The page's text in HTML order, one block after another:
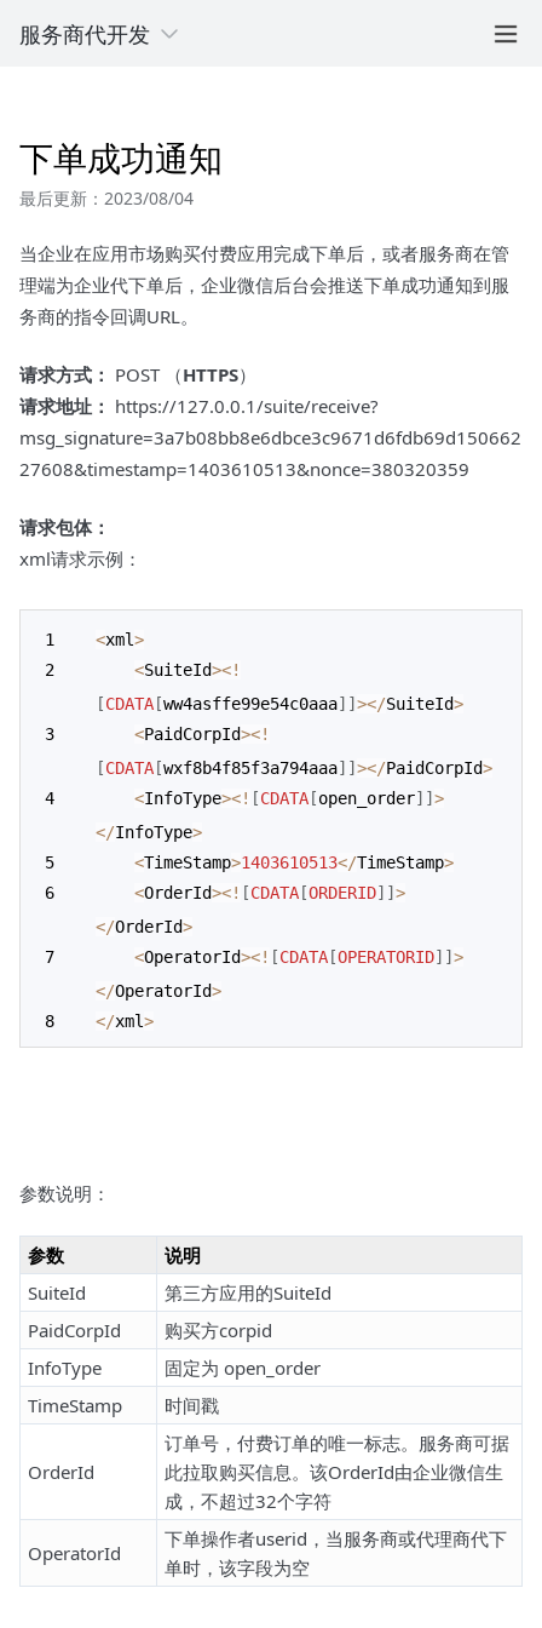
服务商代开发
下单成功通知
最后更新：2023/08/04
当企业在应用市场购买付费应用完成下单后，或者服务商在管
理端为企业代下单后，企业微信后台会推送下单成功通知到服
务商的指令回调URL。
请求方式： POST （HTTPS）
请求地址： https://127.0.0.1/suite/receive?
msg_signature=3a7b08bb8e6dbce3c9671d6fdb69d150662
27608&timestamp=1403610513&nonce=380320359
请求包体：
xml请求示例：
<xml>
<SuiteId><!
[CDATA [ww4asffe99e54c0aaa] ] ></SuiteId>
<PaidCorpId><!
[CDATA [wxf8b4f85f3a794aaa] ] ></PaidCorpId>
<InfoType><! [CDATA [open_order] ] >
</InfoType>
<TimeStamp>1403610513</TimeStamp>
<OrderId><! [CDATA [ORDERID] ] >
</OrderId>
<OperatorId><! [CDATA [OPERATORID] ] >
</OperatorId>
</xml>
参数说明：
参数
说明
SuiteId
第三方应用的SuiteId
PaidCorpId
购买方corpid
InfoType
固定为 open_order
TimeStamp
时间戳
OrderId
订单号，付费订单的唯一标志。服务商可据
此拉取购买信息。该OrderId由企业微信生
成，不超过32个字符
OperatorId
下单操作者userid，当服务商或代理商代下
单时，该字段为空